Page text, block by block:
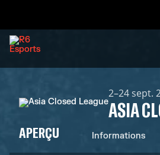
2–24 sept.
ASIA
APERÇU Informations